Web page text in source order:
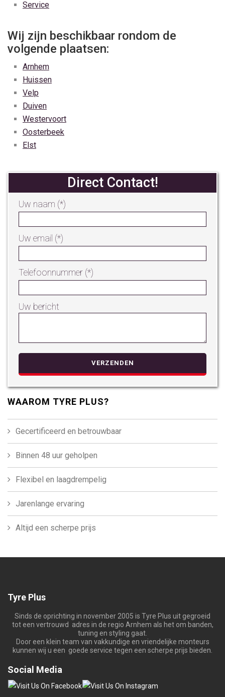
Service
Wij zijn beschikbaar rondom de
volgende plaatsen:
Arnhem
Huissen
Velp
Duiven
Westervoort
Oosterbeek
Elst
Direct Contact!
Uw naam (*)
Uw email (*)
Telefoonnummer (*)
Uw bericht
WAAROM TYRE PLUS?
Gecertificeerd en betrouwbaar
Binnen 48 uur geholpen
Flexibel en laagdrempelig
Jarenlange ervaring
Altijd een scherpe prijs
Tyre Plus
Sinds de oprichting in november 2005 is Tyre Plus uit gegroeid
tot een vertrouwd adres in de regio Arnhem als het om banden,
tuning en styling gaat.
Door een klein team van vakkundige en vriendelijke monteurs
kunnen wij u een goede service tegen een scherpe prijs bieden.
Social Media